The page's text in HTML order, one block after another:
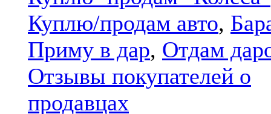
Куплю/продам авто,
Приму в дар, Отдам
Отзывы покупателей о
продавцах